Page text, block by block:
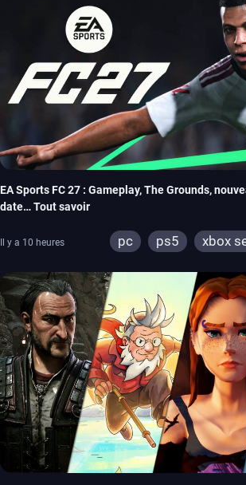
EA Sports FC 27 : Gameplay, The Grounds,
date… Tout savoir
Il y a 10 heures pc ps5 xbox